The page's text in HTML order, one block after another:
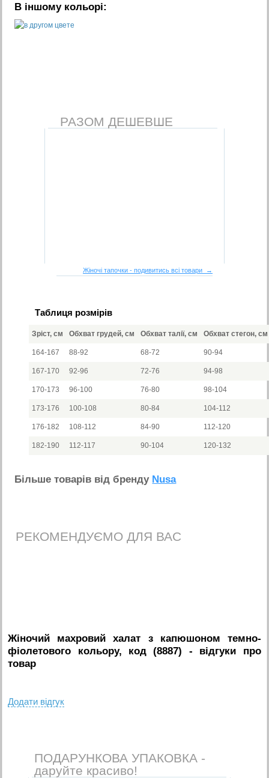
В іншому кольорі:
РАЗОМ ДЕШЕВШЕ
Жіночі тапочки - подивитись всі товари →
Таблиця розмірів
Зріст, см Обхват грудей, см Обхват талії, см Обхват стегон, см
164-167 88-92 68-72 90-94
167-170 92-96 72-76 94-98
170-173 96-100 76-80 98-104
173-176 100-108 80-84 104-112
176-182 108-112 84-90 112-120
182-190 112-117 90-104 120-132
Бiльше товарiв вiд бренду Nusa
РЕКОМЕНДУЄМО ДЛЯ ВАС
Жіночий махровий халат з капюшоном темно-
фіолетового кольору, код (8887) - вiдгуки про
товар
Додати вiдгук
ПОДАРУНКОВА УПАКОВКА -
даруйте красиво!